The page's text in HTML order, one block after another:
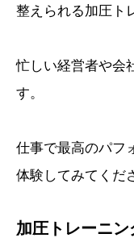
整えられる加圧ト
忙しい経営者や会
す。
仕事で最高のパフ
体験してみてくだ
加圧トレーニ